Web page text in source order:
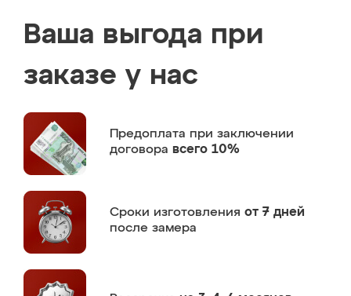
Ваша выгода при
заказе у нас
Предоплата при заключении
договора всего 10%
Сроки изготовления от 7 дней
после замера